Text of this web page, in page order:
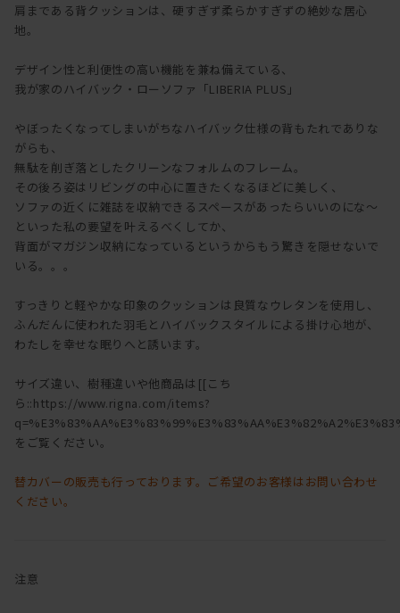
肩まである背クッションは、硬すぎず柔らかすぎずの絶妙な居心
地。
デザイン性と利便性の高い機能を兼ね備えている、
我が家のハイバック・ローソファ「LIBERIA PLUS」
やぼったくなってしまいがちなハイバック仕様の背もたれでありな
がらも、
無駄を削ぎ落としたクリーンなフォルムのフレーム。
その後ろ姿はリビングの中心に置きたくなるほどに美しく、
ソファの近くに雑誌を収納できるスペースがあったらいいのにな～
といった私の要望を叶えるべくしてか、
背面がマガジン収納になっているというからもう驚きを隠せないで
いる。。。
すっきりと軽やかな印象のクッションは良質なウレタンを使用し、
ふんだんに使われた羽毛とハイバックスタイルによる掛け心地が、
わたしを幸せな眠りへと誘います。
サイズ違い、樹種違いや他商品は[[こち
ら::https://www.rigna.com/items?
をご覧ください。
替カバーの販売も行っております。ご希望のお客様はお問い合わせ
ください。
注意